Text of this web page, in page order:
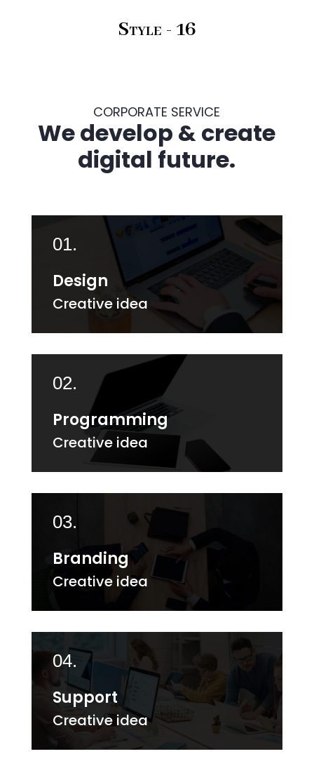
Style - 16
CORPORATE SERVICE
We develop & create
digital future.
01.
Design
Creative idea
02.
Programming
Creative idea
03.
Branding
Creative idea
04.
Support
Creative idea